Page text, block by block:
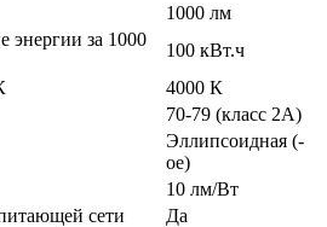
1000 лм
энергии за 1000
100 кВт.ч
4000 К
70-79 (класс 2А)
Эллипсоидная (-
ое)
10 лм/Вт
сети
Да